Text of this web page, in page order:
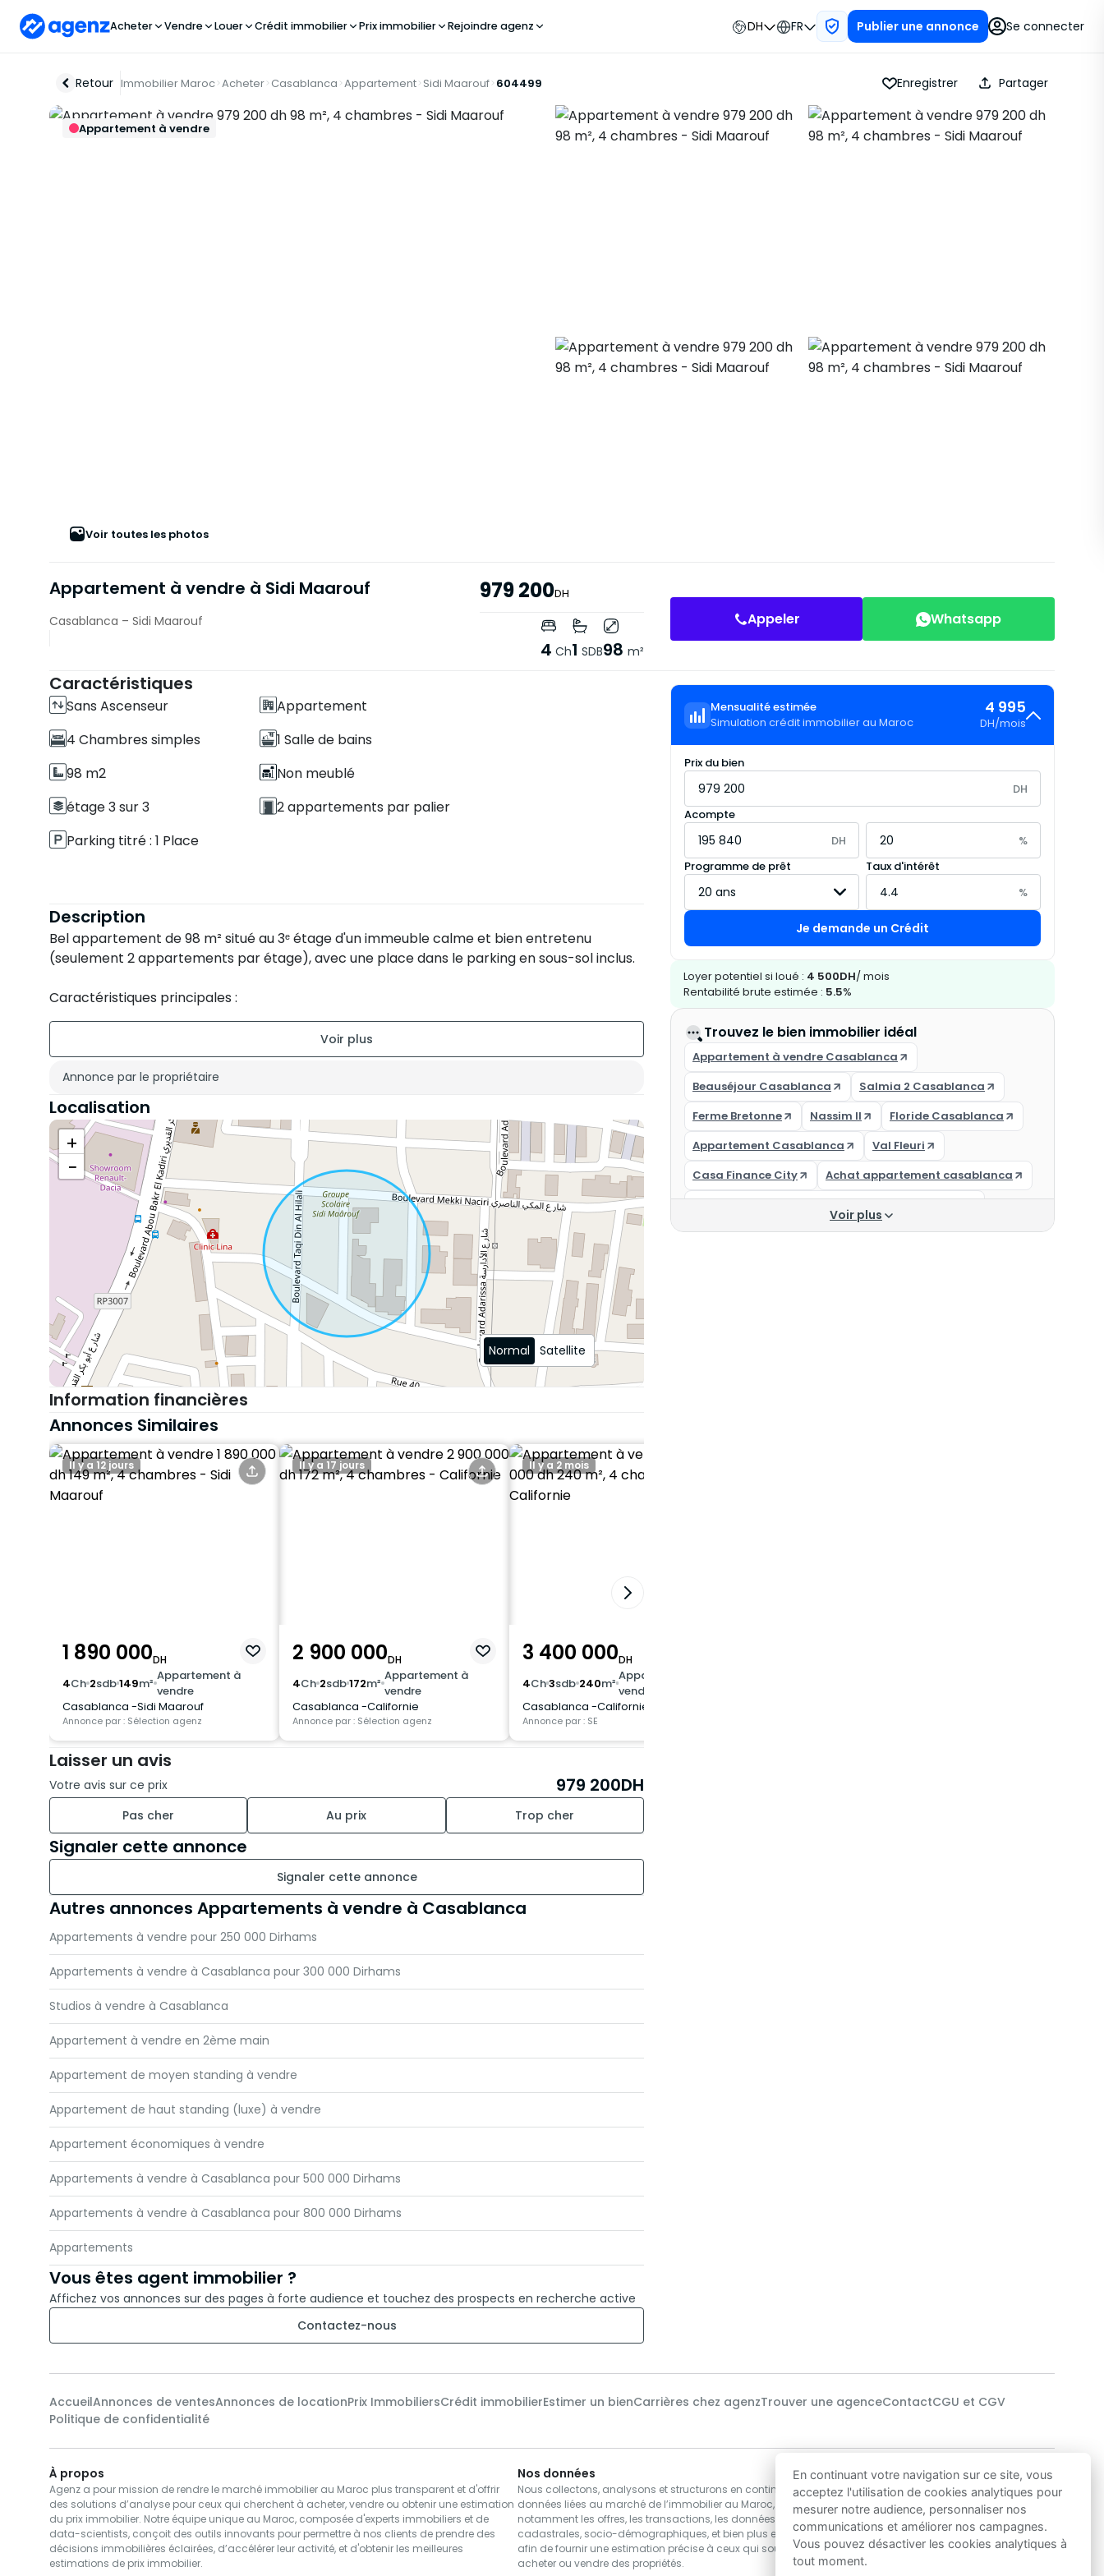
Acheter Vendre Louer Crédit immobilier Prix immobilier Rejoindre agenz DH FR Publier une annonce Se connecter
Retour Immobilier Maroc Acheter Casablanca Appartement Sidi Maarouf 604499 Enregistrer Partager
Voir toutes les photos
Appartement à vendre
Appartement à vendre à Sidi Maarouf 979 200DH
Casablanca – Sidi Maarouf
4 Ch1 SDB98 m²
Appeler Whatsapp
Caractéristiques
Sans Ascenseur
Appartement
4 Chambres simples
1 Salle de bains
98 m2
Non meublé
étage 3 sur 3
2 appartements par palier
Parking titré : 1 Place
Description
Bel appartement de 98 m² situé au 3ᵉ étage d'un immeuble calme et bien entretenu
(seulement 2 appartements par étage), avec une place dans le parking en sous-sol inclus.
Caractéristiques principales :
Grand salon + séjour lumineux
3 chambres dont une avec un grand balcon (possibilité de créer une 4ᵉ chambre)
Cuisine fonctionnelle
Salle de bain avec douche
Appartement très ensoleillé et inhabité depuis plus de 3 ans :
Excellent voisinage, environnement calme et sécurisé
Localisation idéale :
À côté de la mosquée Kzabri
Commerces, banques, écoles et supermarchés à proximité
À seulement 5 minutes de Casa Nearshore
Proche des facultés et axes principaux
Investissement sûr : que ce soit pour y habiter ou pour un excellent rendement locatif, ce
bien est une valeur sûre dans un quartier en pleine demande
Prix attractif – 890 000 DHS
Annonce par le propriétaire
Localisation
+
−
Normal Satellite
Information financières
Annonces Similaires
Il y a 12 jours
1 890 000DH
4Ch2sdb149m² Appartement à
vendre
Casablanca -Sidi Maarouf
Annonce par : Sélection agenz
Il y a 17 jours
2 900 000DH
4Ch2sdb172m²Appartement à
vendre
Casablanca -Californie
Annonce par : Sélection agenz
Il y a 2 mois
3 400 000DH
4Ch3sdb240m² Appartement à
vendre
Casablanca -Californie
Annonce par : SE
Laisser un avis
Votre avis sur ce prix 979 200DH
Pas cher Au prix Trop cher
Signaler cette annonce
Signaler cette annonce
Autres annonces Appartements à vendre à Casablanca
Appartements à vendre pour 250 000 Dirhams
Appartements à vendre à Casablanca pour 300 000 Dirhams
Studios à vendre à Casablanca
Appartement à vendre en 2ème main
Appartement de moyen standing à vendre
Appartement de haut standing (luxe) à vendre
Appartement économiques à vendre
Appartements à vendre à Casablanca pour 500 000 Dirhams
Appartements à vendre à Casablanca pour 800 000 Dirhams
Appartements
Vous êtes agent immobilier ?
Affichez vos annonces sur des pages à forte audience et touchez des prospects en recherche active
Contactez-nous
Mensualité estimée
Simulation crédit immobilier au Maroc
4 995
DH/mois
Prix du bien
DH
Acompte
DH
%
Programme de prêt
Taux d'intérêt
%
Je demande un Crédit
Loyer potentiel si loué : 4 500DH/ mois
Rentabilité brute estimée : 5.5%
Trouvez le bien immobilier idéal
Appartement à vendre Casablanca
Beauséjour Casablanca
Salmia 2 Casablanca
Ferme Bretonne
Nassim II
Floride Casablanca
Appartement Casablanca
Val Fleuri
Casa Finance City
Achat appartement casablanca
Voir plus
AccueilAnnonces de ventesAnnonces de locationPrix ImmobiliersCrédit immobilierEstimer un bienCarrières chez agenzTrouver une agenceContactCGU et CGV
Politique de confidentialité
À propos
Agenz a pour mission de rendre le marché immobilier au Maroc plus transparent et d'offrir
des solutions d’analyse pour ceux qui cherchent à acheter, vendre ou obtenir une estimation
du prix immobilier. Notre équipe unique au Maroc, composée d'experts immobiliers et de
data-scientists, conçoit des outils innovants pour permettre à nos clients de prendre des
décisions immobilières éclairées, d’accélérer leur activité, et d'obtenir les meilleures
estimations de prix immobilier.
Nos données
Nous collectons, analysons et structurons en continu des
données liées au marché de l’immobilier au Maroc,
notamment les offres, les transactions, les données
cadastrales, socio-démographiques, et bien plus encore,
afin de fournir une estimation précise à ceux qui souhaitent
acheter ou vendre des propriétés.
Notre technologie
Nos data-scientists utilisent des algorithmes
de Machine Learning pour développer les
solutions d’estimations de prix immobilier les
plus précises au Maroc, garantissant ainsi
une excellente base de décision pour acheter
ou vendre.
En continuant votre navigation sur ce site, vous
acceptez l'utilisation de cookies analytiques pour
mesurer notre audience, personnaliser nos
communications et améliorer nos campagnes.
Vous pouvez désactiver les cookies analytiques à
tout moment.